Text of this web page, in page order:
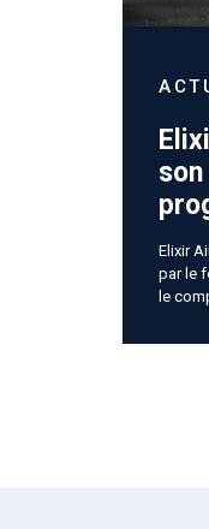
Elixir
par le
le